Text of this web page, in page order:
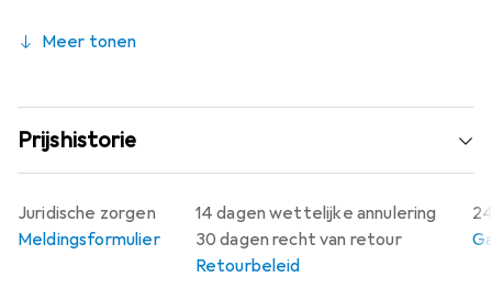
Meer tonen
Prijshistorie
14 dagen wettelijke annulering
30 dagen recht van retour
Retourbeleid
Juridische zorgen
Meldingsformulier